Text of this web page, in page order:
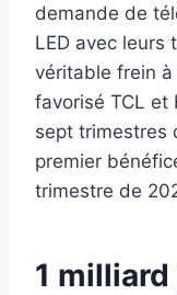
demande de
LED avec
véritable frein à
favorisé TCL et
sept trimestres
premier
trimestre de
1